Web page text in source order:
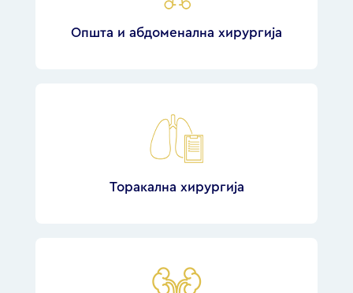
Општа и абдоменална хирургија
Торакална хирургија